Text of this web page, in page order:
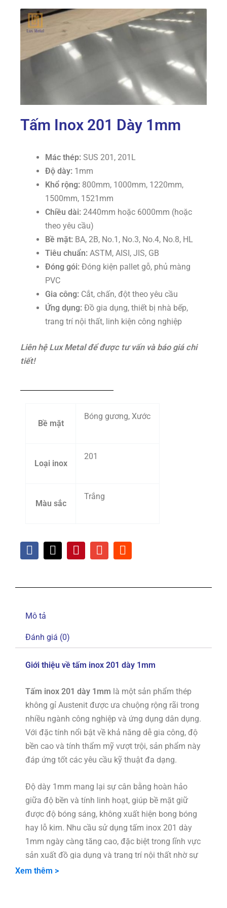
Tấm Inox 201 Dày 1mm
Mác thép: SUS 201, 201L
Độ dày: 1mm
Khổ rộng: 800mm, 1000mm, 1220mm,
1500mm, 1521mm
Chiều dài: 2440mm hoặc 6000mm (hoặc
theo yêu cầu)
Bề mặt: BA, 2B, No.1, No.3, No.4, No.8, HL
Tiêu chuẩn: ASTM, AISI, JIS, GB
Đóng gói:Đóng kiện pallet gỗ, phủ màng
PVC
Gia công: Cắt, chấn, đột theo yêu cầu
Ứng dụng: Đồ gia dụng, thiết bị nhà bếp,
trang trí nội thất, linh kiện công nghiệp
Liên hệ Lux Metal để được tư vấn và báo giá chi
tiết!
Bề mặt
Bóng gương, Xước
Loại inox
201
Màu sắc
Trắng
Mô tả
Đánh giá (0)
Giới thiệu về tấm inox 201 dày 1mm
Tấm inox 201 dày 1mm là một sản phẩm thép
không gỉ Austenit được ưa chuộng rộng rãi trong
nhiều ngành công nghiệp và ứng dụng dân dụng.
Với đặc tính nổi bật về khả năng dễ gia công, độ
bền cao và tính thẩm mỹ vượt trội, sản phẩm này
đáp ứng tốt các yêu cầu kỹ thuật đa dạng.
Độ dày 1mm mang lại sự cân bằng hoàn hảo
giữa độ bền và tính linh hoạt, giúp bề mặt giữ
được độ bóng sáng, không xuất hiện bong bóng
hay lỗ kim. Nhu cầu sử dụng tấm inox 201 dày
1mm ngày càng tăng cao, đặc biệt trong lĩnh vực
sản xuất đồ gia dụng và trang trí nội thất nhờ sự
kết hợp hài hòa giữa chất lượng và giá thành hợp
Xem thêm >